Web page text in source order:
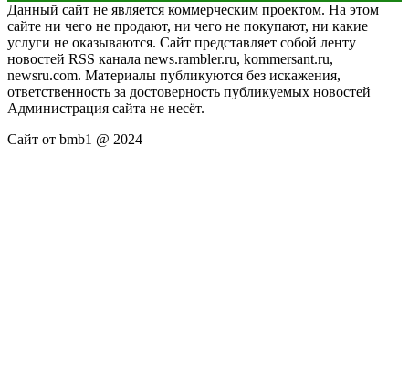
Данный сайт не является коммерческим проектом. На этом
сайте ни чего не продают, ни чего не покупают, ни какие
услуги не оказываются. Сайт представляет собой ленту
новостей RSS канала news.rambler.ru, kommersant.ru,
newsru.com. Материалы публикуются без искажения,
ответственность за достоверность публикуемых новостей
Администрация сайта не несёт.
Сайт от bmb1 @ 2024